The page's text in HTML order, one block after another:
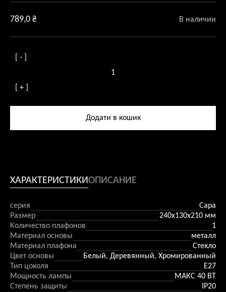
789,0 ₴ В наличии
[ - ]
товара
Бра
[ + ]
Додати в кошик
ХАРАКТЕРИСТИКИОПИСАНИЕ
серия
Сара
Размер
240x130x210 мм
Количество плафонов
1
Материал основы
металл
Материал плафона
Стекло
Цвет основы
Белый, Деревянный, Хромированный
Тип цоколя
E27
Мощность лампы
МАКС 40 ВТ
Степень защиты
IP20